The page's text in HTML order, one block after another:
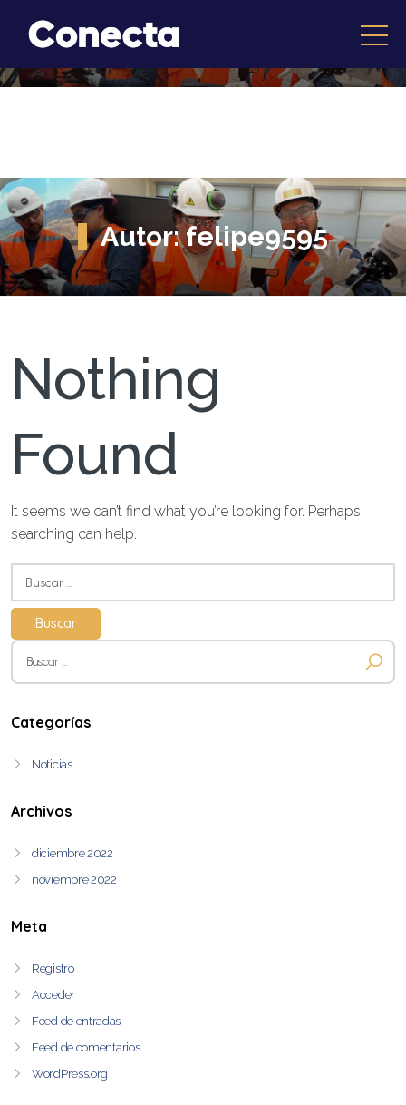
Autor:felipe9595
Nothing
Found
It seems we can’t find what you’re looking for. Perhaps
searching can help.
Buscar:
Buscar:
Categorías
Noticias
Archivos
diciembre 2022
noviembre 2022
Meta
Registro
Acceder
Feed de entradas
Feed de comentarios
WordPress.org